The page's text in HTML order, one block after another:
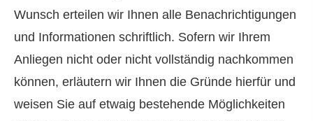
Wunsch erteilen wir Ihnen alle Benachrichtigungen
und Informationen schriftlich. Sofern wir Ihrem
Anliegen nicht oder nicht vollständig nachkommen
können, erläutern wir Ihnen die Gründe hierfür und
weisen Sie auf etwaig bestehende Möglichkeiten